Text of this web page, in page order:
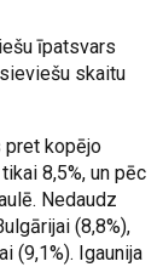
īpatsvars
skaitu
pret kopējo
8,5%, un pēc
Nedaudz
(8,8%),
(9,1%). Igaunija